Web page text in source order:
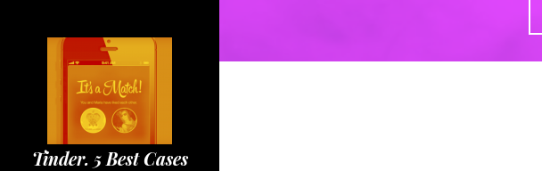
Tinder. 5 Best Cases